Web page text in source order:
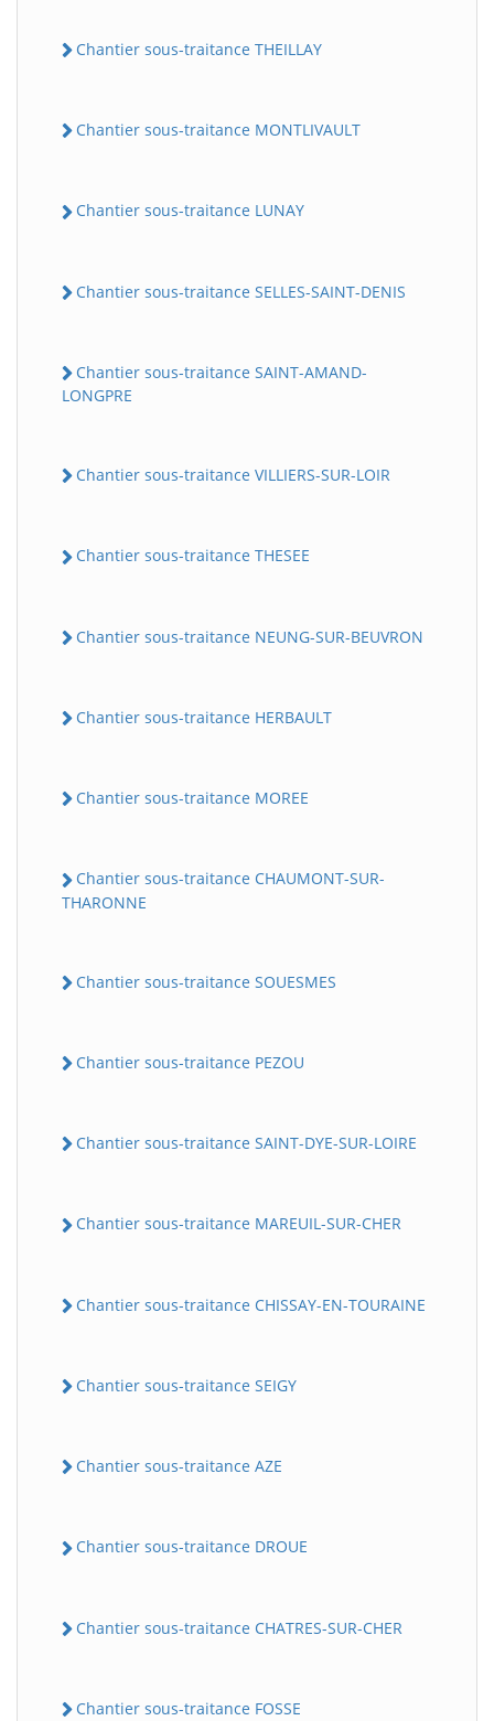
Chantier sous-traitance THEILLAY
Chantier sous-traitance MONTLIVAULT
Chantier sous-traitance LUNAY
Chantier sous-traitance SELLES-SAINT-DENIS
Chantier sous-traitance SAINT-AMAND-
LONGPRE
Chantier sous-traitance VILLIERS-SUR-LOIR
Chantier sous-traitance THESEE
Chantier sous-traitance NEUNG-SUR-BEUVRON
Chantier sous-traitance HERBAULT
Chantier sous-traitance MOREE
Chantier sous-traitance CHAUMONT-SUR-
THARONNE
Chantier sous-traitance SOUESMES
Chantier sous-traitance PEZOU
Chantier sous-traitance SAINT-DYE-SUR-LOIRE
Chantier sous-traitance MAREUIL-SUR-CHER
Chantier sous-traitance CHISSAY-EN-TOURAINE
Chantier sous-traitance SEIGY
Chantier sous-traitance AZE
Chantier sous-traitance DROUE
Chantier sous-traitance CHATRES-SUR-CHER
Chantier sous-traitance FOSSE